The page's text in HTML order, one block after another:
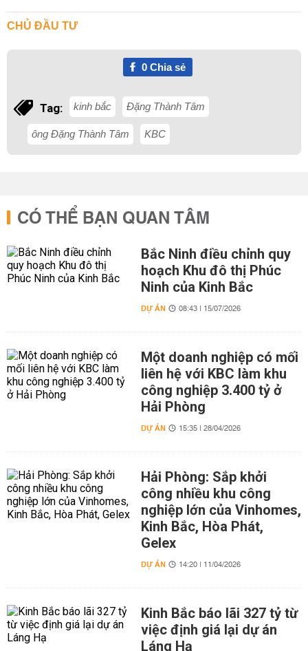
CHỦ ĐẦU TƯ
0Chia sẻ
Tag: kinh bắc Đặng Thành Tâm
ông Đặng Thành Tâm KBC
CÓ THỂ BẠN QUAN TÂM
Bắc Ninh điều chỉnh quy
hoạch Khu đô thị Phúc
Ninh của Kinh Bắc
DỰ ÁN 08:43 | 15/07/2026
Một doanh nghiệp có mối
liên hệ với KBC làm khu
công nghiệp 3.400 tỷ ở
Hải Phòng
DỰ ÁN 15:35 | 28/04/2026
Hải Phòng: Sắp khởi
công nhiều khu công
nghiệp lớn của Vinhomes,
Kinh Bắc, Hòa Phát,
Gelex
DỰ ÁN 14:20 | 11/04/2026
Kinh Bắc báo lãi 327 tỷ từ
việc định giá lại dự án
Láng Hạ